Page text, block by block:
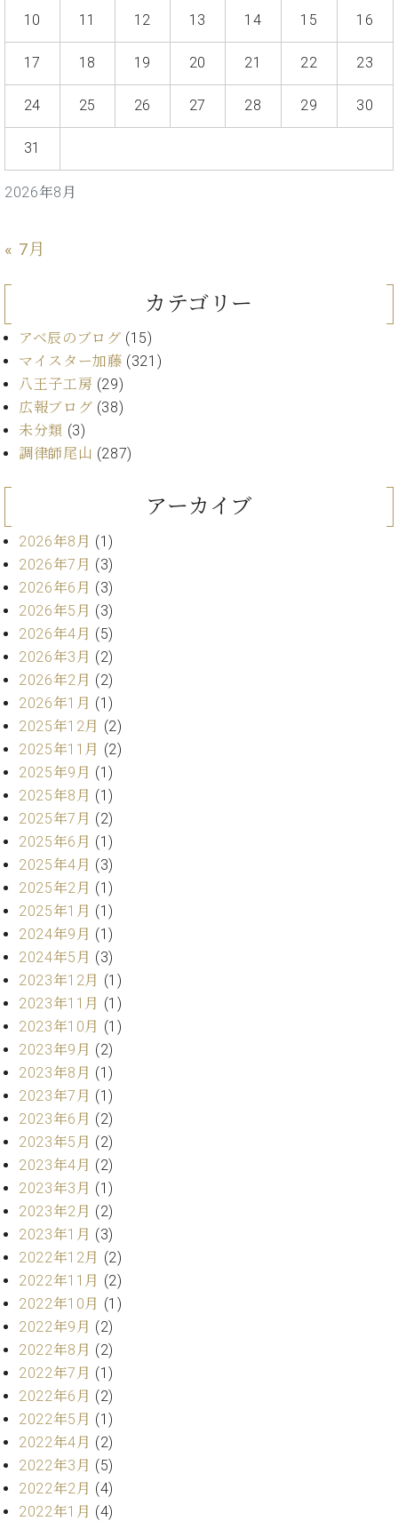
イ
カ
デ
ミ
ー
W.
プ
ロ
フ
ェ
ッ
シ
ョ
ナ
ル
W.
ホ
フ
マ
ン
ト
ラ
デ
ィ
シ
ョ
ン
W.
ホ
フ
マ
ン
ヴ
ィ
ジ
ョ
ン
C.BECHSTEIN
Digital(ベ
ヒ
シ
ュ
タ
イ
ン
デ
ジ
タ
ル)
ア
の
ジ
ア
ク
トラ
ム東
京の
内
(PDF)
お
本
社
：
八
子
・
技
営
業
セ
ン
タ
ー
ス
タ
ッ
フ
ご
拶
技
術
者
紹
介
展示
情報
【ユ
ーロ
ピア
ノ特
選中
古】
イ
ベ
ン
ト
情
八
王
子
工
房
2026年8月
10 11 12 13 14 15 16
17 18 19 20 21 22 23
24 25 26 27 28 29 30
31
« 7月
カテゴリー
アベ辰のブログ (15)
マイスター加藤 (321)
八王子工房 (29)
広報ブログ (38)
未分類 (3)
調律師尾山 (287)
アーカイブ
2026年8月 (1)
2026年7月 (3)
2026年6月 (3)
2026年5月 (3)
2026年4月 (5)
2026年3月 (2)
2026年2月 (2)
2026年1月 (1)
2025年12月 (2)
2025年11月 (2)
2025年9月 (1)
2025年8月 (1)
2025年7月 (2)
2025年6月 (1)
2025年4月 (3)
2025年2月 (1)
2025年1月 (1)
2024年9月 (1)
2024年5月 (3)
2023年12月 (1)
2023年11月 (1)
2023年10月 (1)
2023年9月 (2)
2023年8月 (1)
2023年7月 (1)
2023年6月 (2)
2023年5月 (2)
2023年4月 (2)
2023年3月 (1)
2023年2月 (2)
2023年1月 (3)
2022年12月 (2)
2022年11月 (2)
2022年10月 (1)
2022年9月 (2)
2022年8月 (2)
2022年7月 (1)
2022年6月 (2)
2022年5月 (1)
2022年4月 (2)
2022年3月 (5)
2022年2月 (4)
2022年1月 (4)